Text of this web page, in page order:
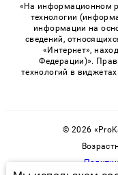
«На информационном
технологии
информации на
сведений,
«Интернет»,
Федерации)».
технологий в
© 2026